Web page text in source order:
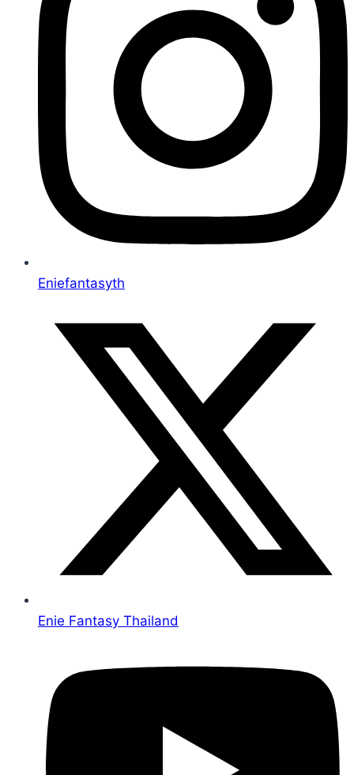
Eniefantasyth
Enie Fantasy Thailand